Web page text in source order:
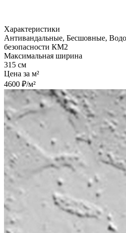
Характеристики
Антивандальные, Бесшовные,
безопасности КМ2
Максимальная ширина
315 см
Цена за м²
4600 ₽/м²